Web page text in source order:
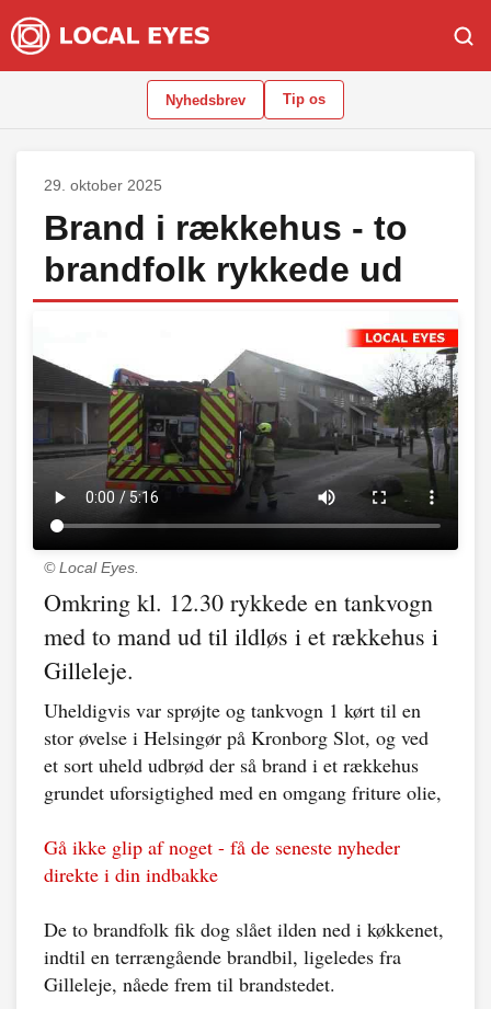
Nyhedsbrev Tip os
29. oktober 2025
Brand i rækkehus - to
brandfolk rykkede ud
© Local Eyes.
Omkring kl. 12.30 rykkede en tankvogn
med to mand ud til ildløs i et rækkehus i
Gilleleje.
Uheldigvis var sprøjte og tankvogn 1 kørt til en
stor øvelse i Helsingør på Kronborg Slot, og ved
et sort uheld udbrød der så brand i et rækkehus
grundet uforsigtighed med en omgang friture olie,
Gå ikke glip af noget - få de seneste nyheder
direkte i din indbakke
De to brandfolk fik dog slået ilden ned i køkkenet,
indtil en terrængående brandbil, ligeledes fra
Gilleleje, nåede frem til brandstedet.